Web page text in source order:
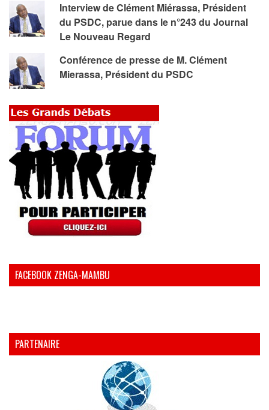
Interview de Clément Miérassa, Président
du PSDC, parue dans le n°243 du Journal
Le Nouveau Regard
Conférence de presse de M. Clément
Mierassa, Président du PSDC
FACEBOOK ZENGA-MAMBU
PARTENAIRE